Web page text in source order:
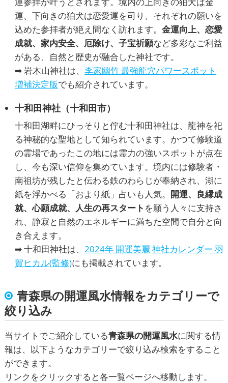
運、下向きの狛犬は恋愛運を司り、それぞれの願いを
込めた参拝者が絶え間なく訪れます。 金運向上、恋愛
成就、家内安全、厄除け、子宝祈願など多彩なご利益
がある、自然と歴史が融合した神社です。
➡ 岩木山神社は、 李家幽竹 最強龍穴パワースポット
増補決定版でも紹介されています。
十和田神社（十和田市）
十和田湖畔にひっそりと佇む十和田神社は、龍神を祀
る神秘的な聖地として知られています。かつて修験道
の霊場であったこの地には霊力の強いスポットが点在
し、今も深い信仰を集めています。境内には修験者・
南祖坊が残したと伝わる鉄のわらじが奉納され、湖に
紙を浮かべる「おより紙」占いも人気。 開運、良縁成
就、心願成就、人生の再スタート を願う人々に支持さ
れ、静寂と自然のエネルギーに満ちた空間で自分と向
き合えます。
➡ 十和田神社は、 2024年 開運美麗 神社カレンダー 羽
賀ヒカル(監修)にも掲載されています。
青森県の開運風水情報をカテゴリーで
絞り込み
当サイトでご紹介している青森県の開運風水に関する情
報は、以下ようなカテゴリーで絞り込み検索をすること
ができます。
リンクをクリックすると各一覧ページへ移動します。